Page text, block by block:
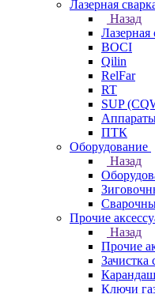
Лазерная
Назад
Лазерная
BOCI
Qilin
RelFar
RT
SUP
ПТК
Оборудование
Назад
Прочие
Назад
Прочие
Ключи